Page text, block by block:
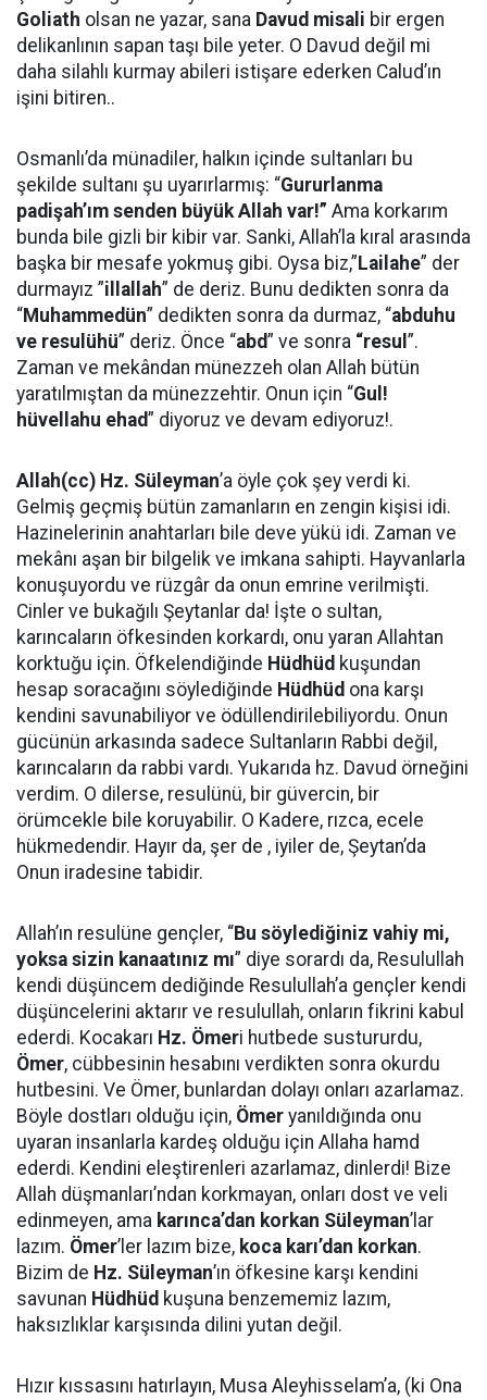
Goliath olsan ne yazar, sana Davud misali bir ergen
delikanlının sapan taşı bile yeter. O Davud değil mi
daha silahlı kurmay abileri istişare ederken Calud’ın
işini bitiren..
Osmanlı’da münadiler, halkın içinde sultanları bu
şekilde sultanı şu uyarırlarmış: “Gururlanma
padişah’ım senden büyük Allah var!” Ama korkarım
bunda bile gizli bir kibir var. Sanki, Allah’la kıral arasında
başka bir mesafe yokmuş gibi. Oysa biz,” Lailahe” der
durmayız ”illallah” de deriz. Bunu dedikten sonra da
“Muhammedün” dedikten sonra da durmaz, “abduhu
ve resulühü” deriz. Önce “abd” ve sonra “resul ”.
Zaman ve mekândan münezzeh olan Allah bütün
yaratılmıştan da münezzehtir. Onun için “Gul!
hüvellahu ehad” diyoruz ve devam ediyoruz!.
Allah(cc) Hz. Süleyman’a öyle çok şey verdi ki.
Gelmiş geçmiş bütün zamanların en zengin kişisi idi.
Hazinelerinin anahtarları bile deve yükü idi. Zaman ve
mekânı aşan bir bilgelik ve imkana sahipti. Hayvanlarla
konuşuyordu ve rüzgâr da onun emrine verilmişti.
Cinler ve bukağılı Şeytanlar da! İşte o sultan,
karıncaların öfkesinden korkardı, onu yaran Allahtan
korktuğu için. Öfkelendiğinde Hüdhüd kuşundan
hesap soracağını söylediğinde Hüdhüd ona karşı
kendini savunabiliyor ve ödüllendirilebiliyordu. Onun
gücünün arkasında sadece Sultanların Rabbi değil,
karıncaların da rabbi vardı. Yukarıda hz. Davud örneğini
verdim. O dilerse, resulünü, bir güvercin, bir
örümcekle bile koruyabilir. O Kadere, rızca, ecele
hükmedendir. Hayır da, şer de , iyiler de, Şeytan’da
Onun iradesine tabidir.
Allah’ın resulüne gençler, “Bu söylediğiniz vahiy mi,
yoksa sizin kanaatınız mı” diye sorardı da, Resulullah
kendi düşüncem dediğinde Resulullah’a gençler kendi
düşüncelerini aktarır ve resulullah, onların fikrini kabul
ederdi. Kocakarı Hz. Ömeri hutbede sustururdu,
Ömer, cübbesinin hesabını verdikten sonra okurdu
hutbesini. Ve Ömer, bunlardan dolayı onları azarlamaz.
Böyle dostları olduğu için, Ömer yanıldığında onu
uyaran insanlarla kardeş olduğu için Allaha hamd
ederdi. Kendini eleştirenleri azarlamaz, dinlerdi! Bize
Allah düşmanları’ndan korkmayan, onları dost ve veli
edinmeyen, ama karınca’dan korkan Süleyman’lar
lazım. Ömer’ler lazım bize, koca karı’dan korkan.
Bizim de Hz. Süleyman’ın öfkesine karşı kendini
savunan Hüdhüd kuşuna benzememiz lazım,
haksızlıklar karşısında dilini yutan değil.
Hızır kıssasını hatırlayın, Musa Aleyhisselam’a, (ki Ona